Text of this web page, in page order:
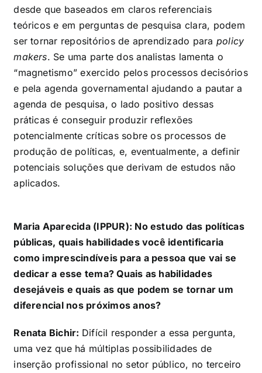
desde que baseados em claros referenciais
teóricos e em perguntas de pesquisa clara, podem
ser tornar repositórios de aprendizado para policy
makers. Se uma parte dos analistas lamenta o
“magnetismo” exercido pelos processos decisórios
e pela agenda governamental ajudando a pautar a
agenda de pesquisa, o lado positivo dessas
práticas é conseguir produzir reflexões
potencialmente críticas sobre os processos de
produção de políticas, e, eventualmente, a definir
potenciais soluções que derivam de estudos não
aplicados.
Maria Aparecida (IPPUR): No estudo das políticas
públicas, quais habilidades você identificaria
como imprescindíveis para a pessoa que vai se
dedicar a esse tema? Quais as habilidades
desejáveis e quais as que podem se tornar um
diferencial nos próximos anos?
Renata Bichir: Difícil responder a essa pergunta,
uma vez que há múltiplas possibilidades de
inserção profissional no setor público, no terceiro